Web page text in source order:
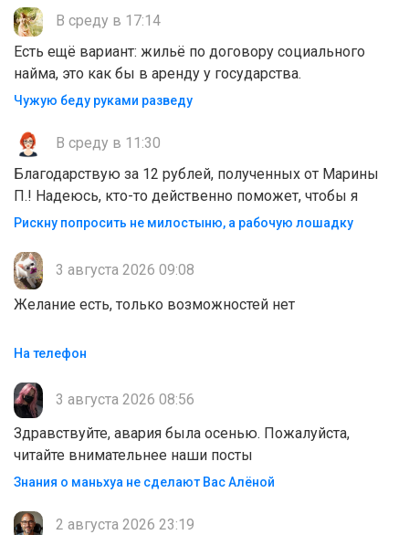
В среду в 17:14
Есть ещё вариант: жильё по договору социального
найма, это как бы в аренду у государства.
Чужую беду руками разведу
В среду в 11:30
Благодарствую за 12 рублей, полученных от Марины
П.! Надеюсь, кто-то действенно поможет, чтобы я
Рискну попросить не милостыню, а рабочую лошадку
3 августа 2026 09:08
Желание есть, только возможностей нет
На телефон
3 августа 2026 08:56
Здравствуйте, авария была осенью. Пожалуйста,
читайте внимательнее наши посты
Знания о маньхуа не сделают Вас Алëной
2 августа 2026 23:19